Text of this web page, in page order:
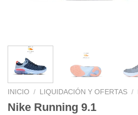
INICIO / LIQUIDACIÓN Y OFERTAS /
Nike Running 9.1